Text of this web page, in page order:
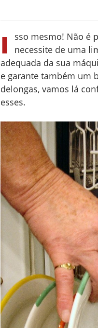
I
sso mesmo! Não é
necessite de uma
adequada da sua
e garante também um
delongas, vamos lá
esses.